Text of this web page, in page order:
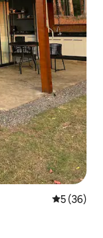
คะแนนเฉลี่
5 (36)